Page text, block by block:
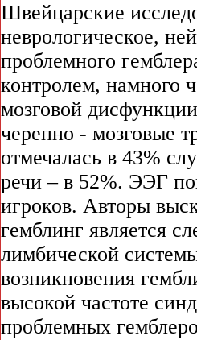
Швейцарские
неврологическое,
проблемного
контролем, намного
мозговой
черепно - мозговые
отмечалась в 43%
речи – в 52%. ЭЭГ
игроков. Авторы
гемблинг является
лимбической
возникновения
высокой частоте
проблемных